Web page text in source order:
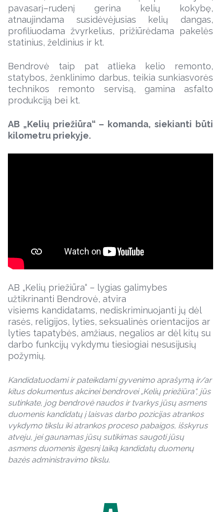
pavasarį–rudenį gerina kelių kokybę,
atnaujindama susidėvėjusias kelių dangas,
profiliuodama žvyrkelius, prižiūrėdama pakelės
statinius, želdinius ir kt.
Bendrovė taip pat atlieka kelio remonto,
statybos, ženklinimo darbus, teikia sunkiasvorės
technikos remonto servisą, gamina asfalto
produkciją bei kt.
AB „Kelių priežiūra“ – komanda, siekianti būti
kilometru priekyje.
AB „Kelių priežiūra“ – lygias galimybes
užtikrinanti Bendrovė, atvira
visiems kandidatams, nediskriminuojanti jų dėl
rasės, religijos, lyties, seksualinės orientacijos ar
lyties tapatybės, amžiaus, negalios ar dėl kitų su
darbo funkcijų vykdymu tiesiogiai nesusijusių
požymių.
Kandidatuodami ir pateikdami gyvenimo aprašymą ir/ar
kitus dokumentus akcinei bendrovei „Kelių priežiūra“, jūs
sutinkate, jog bendrovė naudos ir tvarkys jūsų asmens
duomenis kandidatų į laisvas darbo pozicijas atrankos
vykdymo tikslu iki atrankos proceso pabaigos, išskyrus
atveju, jei gaunamas jūsų sutikimas saugoti jūsų
asmens duomenis ilgesnį laiką kandidatų duomenų
bazės administravimo tikslu.